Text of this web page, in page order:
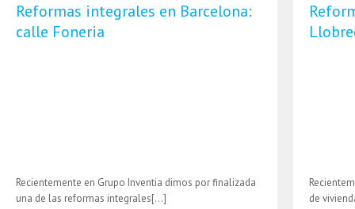
Reformas integrales en Barcelona:
calle Foneria
Recientemente en Grupo Inventia dimos por finalizada
una de las reformas integrales[…]
de